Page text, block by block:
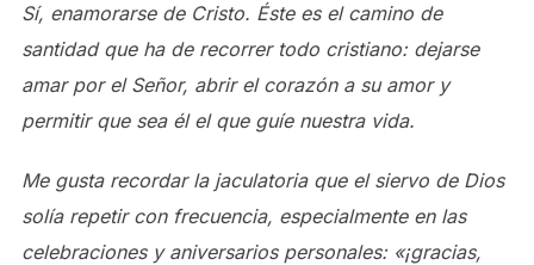
Sí, enamorarse de Cristo. Éste es el camino de
santidad que ha de recorrer todo cristiano: dejarse
amar por el Señor, abrir el corazón a su amor y
permitir que sea él el que guíe nuestra vida.
Me gusta recordar la jaculatoria que el siervo de Dios
solía repetir con frecuencia, especialmente en las
celebraciones y aniversarios personales: «¡gracias,